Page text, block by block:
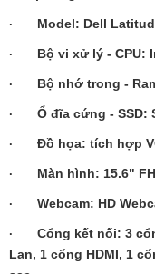
· Model: Dell
· Bộ vi xử lý - CPU:
· Bộ nhớ trong -
· Ổ đĩa cứng - SSD:
· Đồ họa: tích hợp
· Màn hình: 15.6"
· Webcam: HD
·
Cổng kết nối: 3
Lan, 1 cổng HDMI, 1